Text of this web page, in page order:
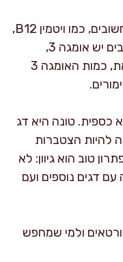
טונה מספקת גם ויטמינים ומינרלים חשובים, כמו ויטמין B12,
ניאצין, סלניום וזרחן. בנוסף, בדגים רבים יש אומגה 3,
שחשובה לבריאות הלב והמוח. עם זאת, כמות האומגה 3
כספית. טונה היא דג
להיות הצטברות
טוב הוא גיוון: לא
דגים נוספים ועם
ולמי שמחפש